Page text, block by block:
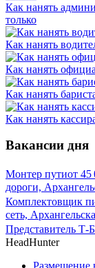
Как нанять
только
Как нанять
Как нанять
Как нанять
Как нанять
Вакансии дня
Монтер путиот 45
дороги,
Комплектовщик
сеть,
Представитель Т-
HeadHunter